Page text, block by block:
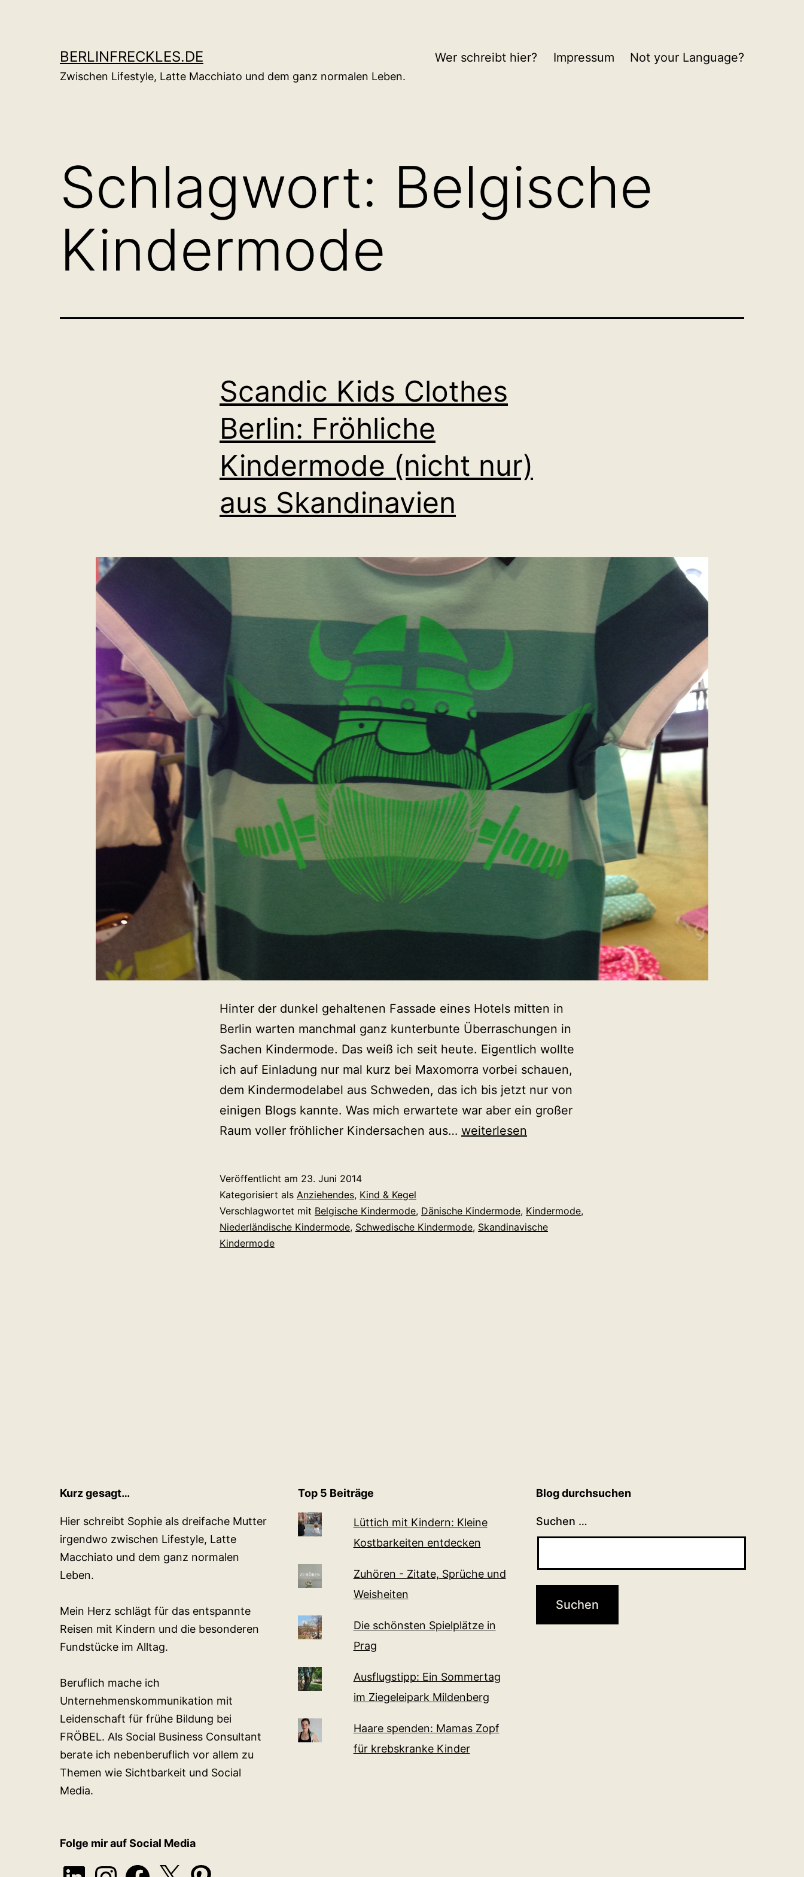
BERLINFRECKLES.DE
Zwischen Lifestyle, Latte Macchiato und dem ganz normalen Leben.
Wer schreibt hier? Impressum Not your Language?
Schlagwort: Belgische
Kindermode
Scandic Kids Clothes
Berlin: Fröhliche
Kindermode (nicht nur)
aus Skandinavien
Hinter der dunkel gehaltenen Fassade eines Hotels mitten in
Berlin warten manchmal ganz kunterbunte Überraschungen in
Sachen Kindermode. Das weiß ich seit heute. Eigentlich wollte
ich auf Einladung nur mal kurz bei Maxomorra vorbei schauen,
dem Kindermodelabel aus Schweden, das ich bis jetzt nur von
einigen Blogs kannte. Was mich erwartete war aber ein großer
Raum voller fröhlicher Kindersachen aus… Scandic
Fröhliche
Kindermode
weiterlesen
Veröffentlicht am 23. Juni 2014
Kategorisiert als Anziehendes, Kind & Kegel
Verschlagwortet mit Belgische Kindermode, Dänische Kindermode, Kindermode,
Niederländische Kindermode, Schwedische Kindermode, Skandinavische
Kindermode
Kurz gesagt…
Hier schreibt Sophie als dreifache Mutter
irgendwo zwischen Lifestyle, Latte
Macchiato und dem ganz normalen
Leben.
Mein Herz schlägt für das entspannte
Reisen mit Kindern und die besonderen
Fundstücke im Alltag.
Beruflich mache ich
Unternehmenskommunikation mit
Leidenschaft für frühe Bildung bei
FRÖBEL. Als Social Business Consultant
berate ich nebenberuflich vor allem zu
Themen wie Sichtbarkeit und Social
Media.
Top 5 Beiträge
Lüttich mit Kindern: Kleine
Kostbarkeiten entdecken
Zuhören - Zitate, Sprüche und
Weisheiten
Die schönsten Spielplätze in
Prag
Ausflugstipp: Ein Sommertag
im Ziegeleipark Mildenberg
Haare spenden: Mamas Zopf
für krebskranke Kinder
Blog durchsuchen
Suchen …
Folge mir auf Social Media
LinkedInInstagramFacebook
X Pinterest